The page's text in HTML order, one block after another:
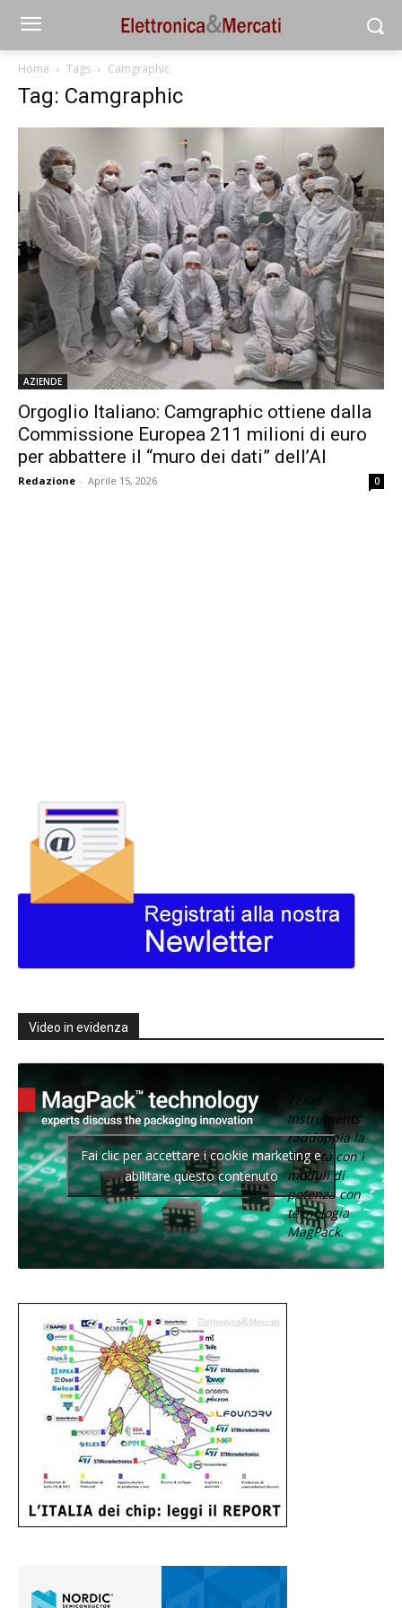
Home Tags Camgraphic
Tag: Camgraphic
AZIENDE
Orgoglio Italiano: Camgraphic ottiene dalla
Commissione Europea 211 milioni di euro
per abbattere il “muro dei dati” dell’AI
Redazione - Aprile 15, 2026 0
Video in evidenza
Texas
Instruments
raddoppia la
densità con i
moduli di
potenza con
tecnologia
MagPack.
Fai clic per accettare i cookie marketing e
abilitare questo contenuto